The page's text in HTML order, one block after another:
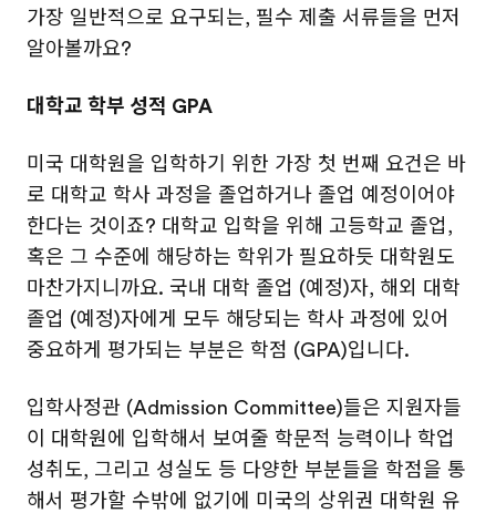
가장 일반적으로 요구되는, 필수 제출 서류들을 먼저
알아볼까요?
대학교 학부 성적 GPA
미국 대학원을 입학하기 위한 가장 첫 번째 요건은 바
로 대학교 학사 과정을 졸업하거나 졸업 예정이어야
한다는 것이죠? 대학교 입학을 위해 고등학교 졸업,
혹은 그 수준에 해당하는 학위가 필요하듯 대학원도
마찬가지니까요. 국내 대학 졸업 (예정)자, 해외 대학
졸업 (예정)자에게 모두 해당되는 학사 과정에 있어
중요하게 평가되는 부분은 학점 (GPA)입니다.
입학사정관 (Admission Committee)들은 지원자들
이 대학원에 입학해서 보여줄 학문적 능력이나 학업
성취도, 그리고 성실도 등 다양한 부분들을 학점을 통
해서 평가할 수밖에 없기에 미국의 상위권 대학원 유